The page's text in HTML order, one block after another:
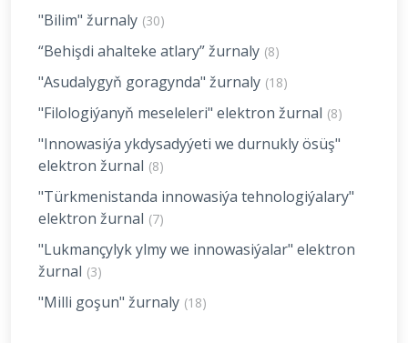
"Bilim" žurnaly (30)
“Behişdi ahalteke atlary” žurnaly (8)
"Asudalygyň goragynda" žurnaly (18)
"Filologiýanyň meseleleri" elektron žurnal (8)
"Innowasiýa ykdysadyýeti we durnukly ösüş"
elektron žurnal (8)
"Türkmenistanda innowasiýa tehnologiýalary"
elektron žurnal (7)
"Lukmançylyk ylmy we innowasiýalar" elektron
žurnal (3)
"Milli goşun" žurnaly (18)